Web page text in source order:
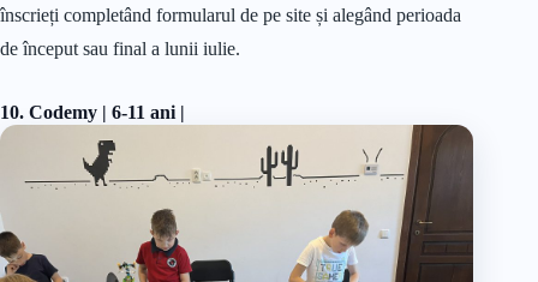
înscrieți completând formularul de pe site și alegând perioada
de început sau final a lunii iulie.
10. Codemy | 6-11 ani |